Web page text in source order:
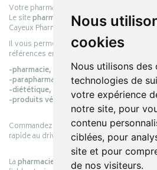
Nous
cookies
Nous utilisons
technologies de
votre expérience
notre site, pour
contenu
ciblées, pour
site et pour
de nos visiteurs.
Votre pharmacie en ligne :
Le sitepharmacie-cayeux.frest le
Cayeux Pharmabest Berck-sur-Mer –
Il vous permet de réaliser vos achats en
références en :
-pharmacie,
-parapharmacie,
-diététique,
-produits vétérinaires.
Commandez simplement vos produits en
rapide au drive ou la livraison à domicile,
Lapharmacie Cayeuxs’engage à vous